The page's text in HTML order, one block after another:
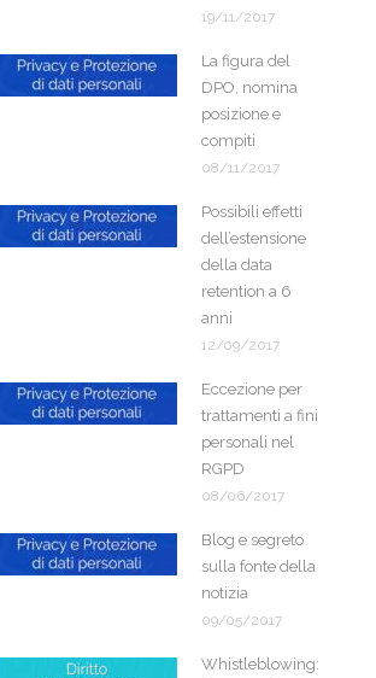
19/11/2017
La figura del
DPO, nomina
posizione e
compiti
08/11/2017
Possibili effetti
dell’estensione
della data
retention a 6
anni
12/09/2017
Eccezione per
trattamenti a fini
personali nel
RGPD
08/06/2017
Blog e segreto
sulla fonte della
notizia
09/05/2017
Whistleblowing: